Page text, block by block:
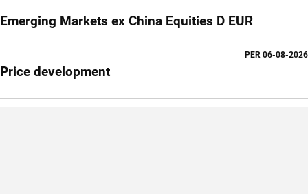
Emerging Markets ex China Equities D EUR
Price development
PER 06-08-2026